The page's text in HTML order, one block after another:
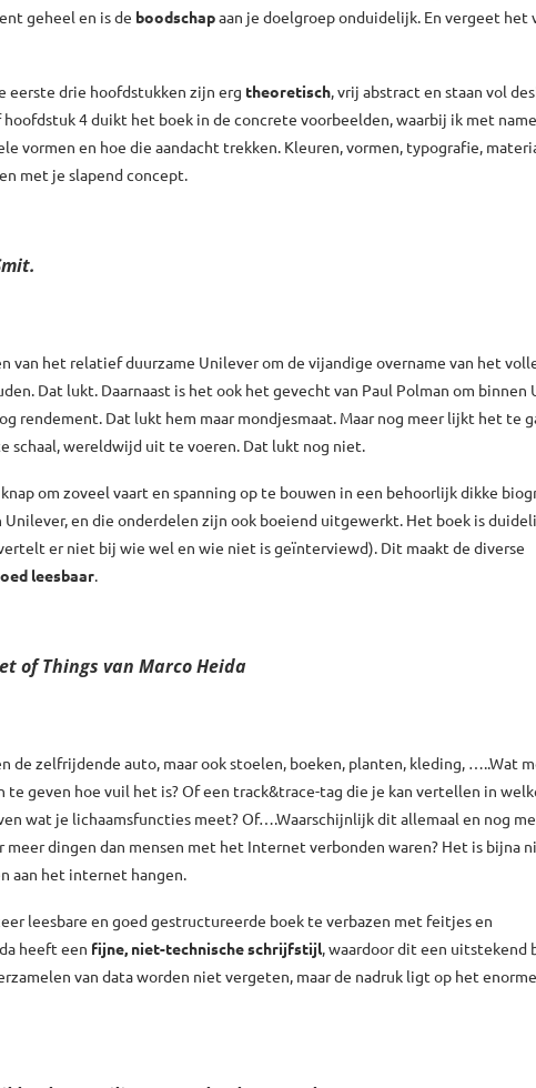
geheel en is de boodschapaan je doelgroep onduidelijk. En vergeet het
eerste drie hoofdstukken zijn erg theoretisch, vrij abstract en staan vol
4 duikt het boek in de concrete voorbeelden, waarbij ik met name
vormen en hoe die aandacht trekken. Kleuren, vormen, typografie,
met je slapend concept.
van het relatief duurzame Unilever om de vijandige overname van het
Dat lukt. Daarnaast is het ook het gevecht van Paul Polman om binnen
rendement. Dat lukt hem maar mondjesmaat. Maar nog meer lijkt het te
schaal, wereldwijd uit te voeren. Dat lukt nog niet.
om zoveel vaart en spanning op te bouwen in een behoorlijk dikke
Unilever, en die onderdelen zijn ook boeiend uitgewerkt. Het boek is
er niet bij wie wel en wie niet is geïnterviewd). Dit maakt de diverse
leesbaar.
of Things van Marco Heida
de zelfrijdende auto, maar ook stoelen, boeken, planten, kleding, …..Wat
te geven hoe vuil het is? Of een track&trace-tag die je kan vertellen in
wat je lichaamsfuncties meet? Of….Waarschijnlijk dit allemaal en nog
dingen dan mensen met het Internet verbonden waren? Het is bijna
aan het internet hangen.
leesbare en goed gestructureerde boek te verbazen met feitjes en
heeft een fijne, niet-technische schrijfstijl, waardoor dit een uitstekend
van data worden niet vergeten, maar de nadruk ligt op het